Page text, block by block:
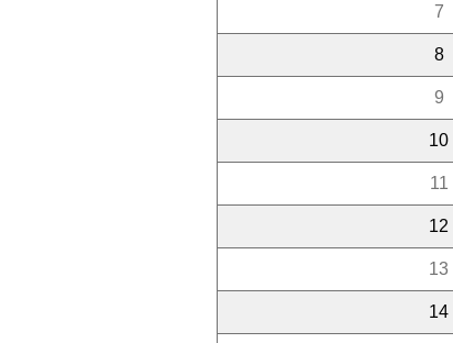
7
8
9
10
11
12
13
14